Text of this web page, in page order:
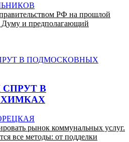
РФ на прошлой
Думу и предполагающий
В
рынок коммунальных услуг.
все методы: от подделки